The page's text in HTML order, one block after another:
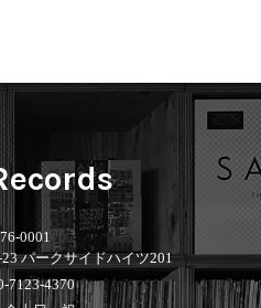
0001
パークサイドハイツ201
7123-4370